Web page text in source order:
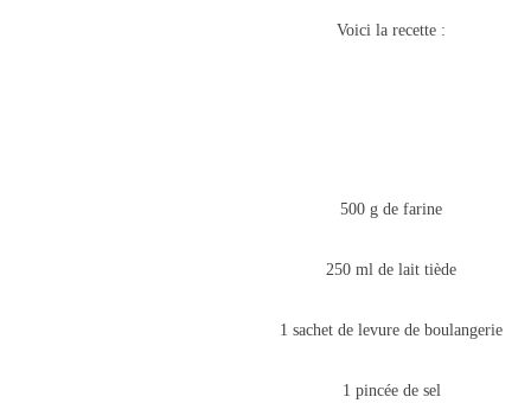
Voici la recette :
500 g de farine
250 ml de lait tiède
1 sachet de levure de boulangerie
1 pincée de sel